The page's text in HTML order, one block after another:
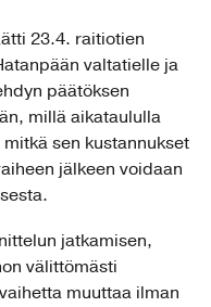
23.4. raitiotien
valtatielle ja
päätöksen
millä aikataululla
sen kustannukset
jälkeen voidaan
jatkamisen,
välittömästi
muuttaa ilman